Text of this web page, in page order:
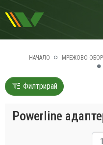
НАЧАЛО МРЕЖОВО
Филтрирай
Powerline